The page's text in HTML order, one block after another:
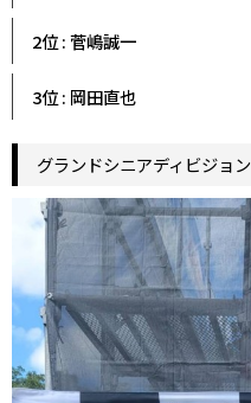
2位 : 菅嶋誠一
3位 : 岡田直也
グランドシニアディビジョン